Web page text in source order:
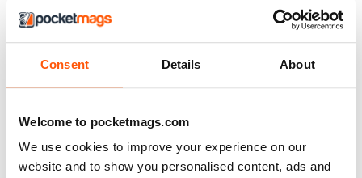
Consent Details About
Welcome to pocketmags.com
We use cookies to improve your experience on our
website and to show you personalised content, ads and
RAILWAY MODELLER
I really enjoy reading the magazine, especially as we
RAILWAY MODELLER